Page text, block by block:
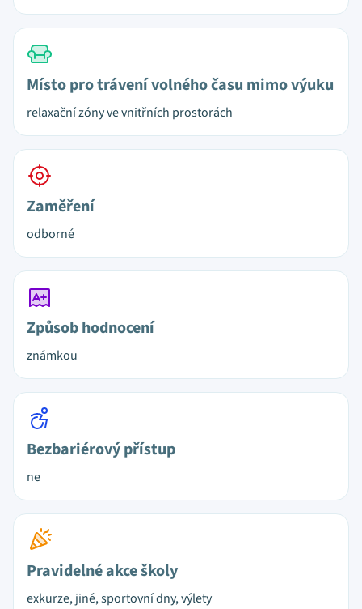
Místo pro trávení volného času mimo výuku
relaxační zóny ve vnitřních prostorách
Zaměření
odborné
Způsob hodnocení
známkou
Bezbariérový přístup
ne
Pravidelné akce školy
exkurze, jiné, sportovní dny, výlety